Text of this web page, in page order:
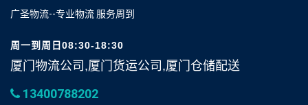
广圣物流--专业物流 服务周到
周一到周日08:30-18:30
厦门物流公司,厦门货运公司,厦门仓储配送
13400788202